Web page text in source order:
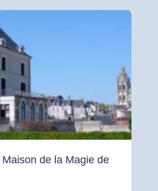
de la Magie de